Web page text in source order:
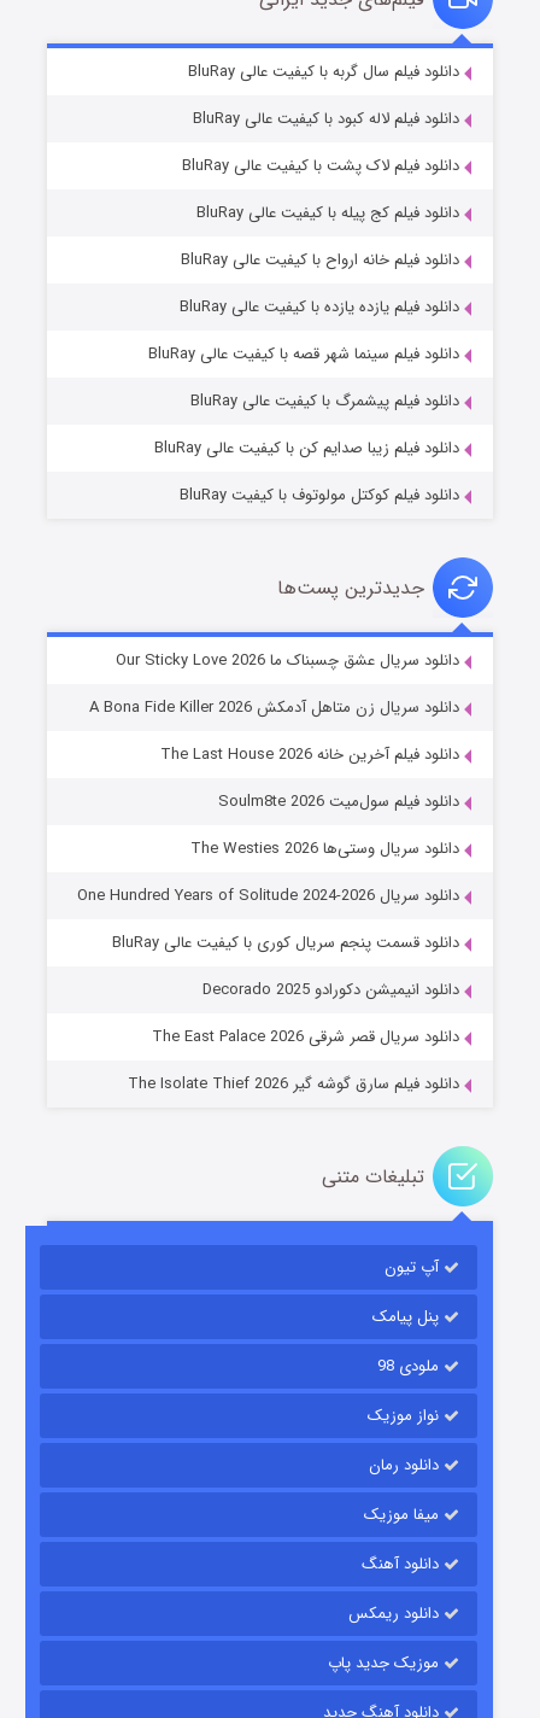
قسمت۶ (زیرنویس) منتشر شد
شوهر
عملیات آپارتمان
قسمت۲ (زیرنویس) منتشر شد
قسمت
دانلود فیلم سال گربه با کیفیت عالی BluRay
دانلود فیلم لاله کبود با کیفیت عالی BluRay
دانلود فیلم لاک پشت با کیفیت عالی BluRay
دانلود فیلم کج‌ پیله با کیفیت عالی BluRay
دانلود فیلم خانه ارواح با کیفیت عالی BluRay
دانلود فیلم یازده یازده با کیفیت عالی BluRay
دانلود فیلم سینما شهر قصه با کیفیت عالی BluRay
دانلود فیلم پیشمرگ با کیفیت عالی BluRay
دانلود فیلم زیبا صدایم کن با کیفیت عالی BluRay
دانلود فیلم کوکتل مولوتوف با کیفیت BluRay
جدیدترین پست‌ها
دانلود سریال عشق چسبناک ما Our Sticky Love 2026
دانلود سریال زن متاهل آدمکش A Bona Fide Killer 2026
دانلود فیلم آخرین خانه The Last House 2026
دانلود فیلم سول‌میت Soulm8te 2026
دانلود سریال وستی‌ها The Westies 2026
دانلود سریال One Hundred Years of Solitude 2024-2026
دانلود قسمت پنجم سریال کوری با کیفیت عالی BluRay
دانلود انیمیشن دکورادو Decorado 2025
دانلود سریال قصر شرقی The East Palace 2026
دانلود فیلم سارق گوشه گیر The Isolate Thief 2026
تبلیغات متنی
آپ تیون
پنل پیامک
ملودی 98
نواز موزیک
دانلود رمان
میفا موزیک
دانلود آهنگ
دانلود ریمکس
موزیک جدید پاپ
دانلود آهنگ جدید